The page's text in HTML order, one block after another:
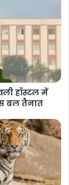
50
की बेंचें
हॉस्टल में
बल तैनात